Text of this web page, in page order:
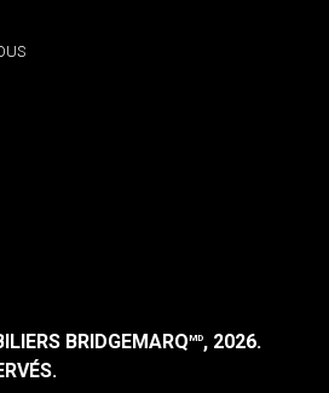
BRIDGEMARQMD, 2026.